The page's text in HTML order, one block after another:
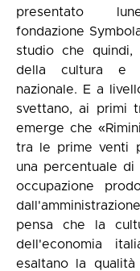
presentato
fondazione
studio che quindi,
della cultura e
nazionale. E a
svettano, ai primi
emerge che
tra le prime venti
una percentuale
occupazione
pensa che la
dell'economia
esaltano la